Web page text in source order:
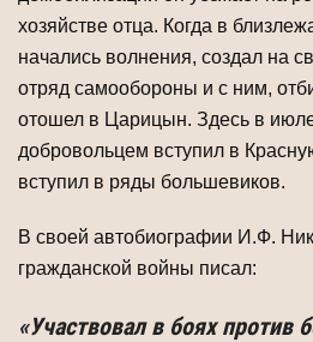
хозяйстве отца. Когда в
начались волнения, создал на
отряд самообороны и с ним,
отошел в Царицын. Здесь в
добровольцем вступил в
вступил в ряды большевиков.
В своей автобиографии И.Ф.
гражданской войны писал:
«Участвовал в боях против